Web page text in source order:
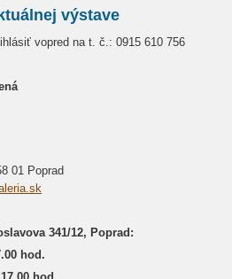
výstave
vopred na t. č.: 0915 610 756
01 Poprad
341/12, Poprad:
hod.